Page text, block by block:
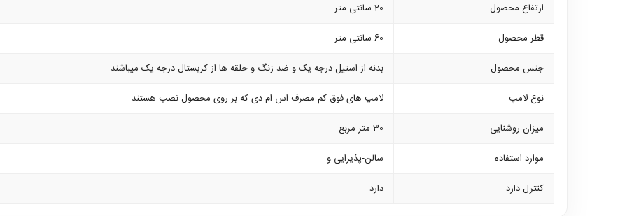
ارتفاع محصول
20 سانتی متر
قطر محصول
60 سانتی متر
جنس محصول
بدنه از استیل درجه یک و ضد زنگ و حلقه ها از کریستال درجه یک میباشند
نوع لامپ
لامپ های فوق کم مصرف اس ام دی که بر روی محصول نصب هستند
میزان روشنایی
30 متر مربع
موارد استفاده
سالن-پذیرایی و ....
کنترل دارد
دارد